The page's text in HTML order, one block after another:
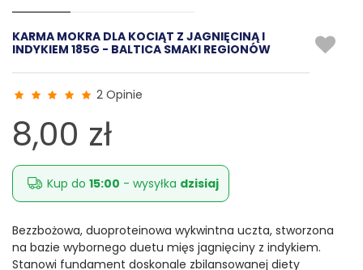
KARMA MOKRA DLA KOCIĄT Z JAGNIĘCINĄ I
INDYKIEM 185G - BALTICA SMAKI REGIONÓW
2 Opinie
8,00 zł
Kup do 15:00 - wysyłka dzisiaj
Bezzbożowa, duoproteinowa wykwintna uczta, stworzona
na bazie wybornego duetu mięs jagnięciny z indykiem.
Stanowi fundament doskonale zbilansowanej diety